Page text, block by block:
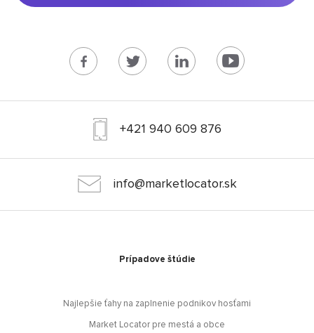
+421 940 609 876
info@marketlocator.sk
Prípadove štúdie
Najlepšie ťahy na zaplnenie podnikov hosťami
Market Locator pre mestá a obce